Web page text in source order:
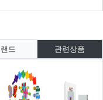
드 관련상품